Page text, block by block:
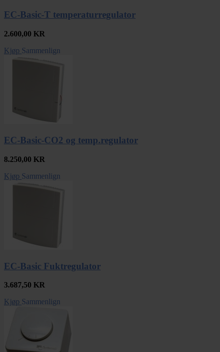
EC-Basic-T temperaturregulator
2.600,00 KR
Kjøp Sammenlign
EC-Basic-CO2 og temp.regulator
8.250,00 KR
Kjøp Sammenlign
EC-Basic Fuktregulator
3.687,50 KR
Kjøp Sammenlign